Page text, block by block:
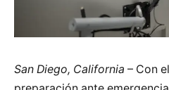
San Diego, California – Con